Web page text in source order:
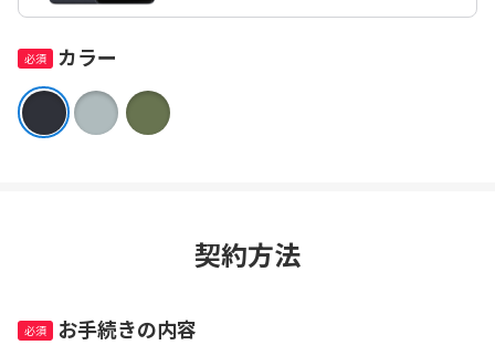
カラー
契約方法
お手続きの内容